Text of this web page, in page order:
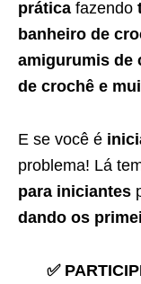
prática fazendo
banheiro de
amigurumis de
de crochê e
E se você é
problema! Lá
para iniciantes
dando os
✅